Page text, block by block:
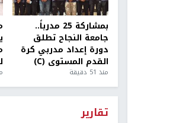
بمشاركة 25 مدرباً..
جامعة النجاح تطلق
دورة إعداد مدربي كرة
القدم المستوى (C)
منذ 51 دقيقة
تقارير